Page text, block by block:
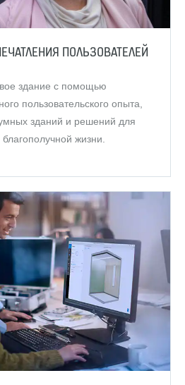
ПОЛЬЗОВАТЕЛЕЙ
здание с помощью
пользовательского опыта,
зданий и решений для
жизни.